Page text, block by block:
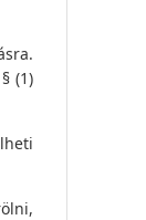
(1)